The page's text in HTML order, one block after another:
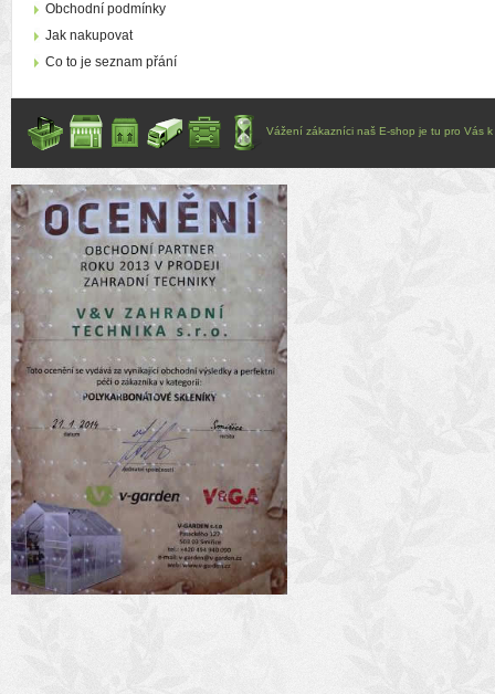
Obchodní podmínky
Jak nakupovat
Co to je seznam přání
Vážení zákazníci naš E-shop je tu pro Vás